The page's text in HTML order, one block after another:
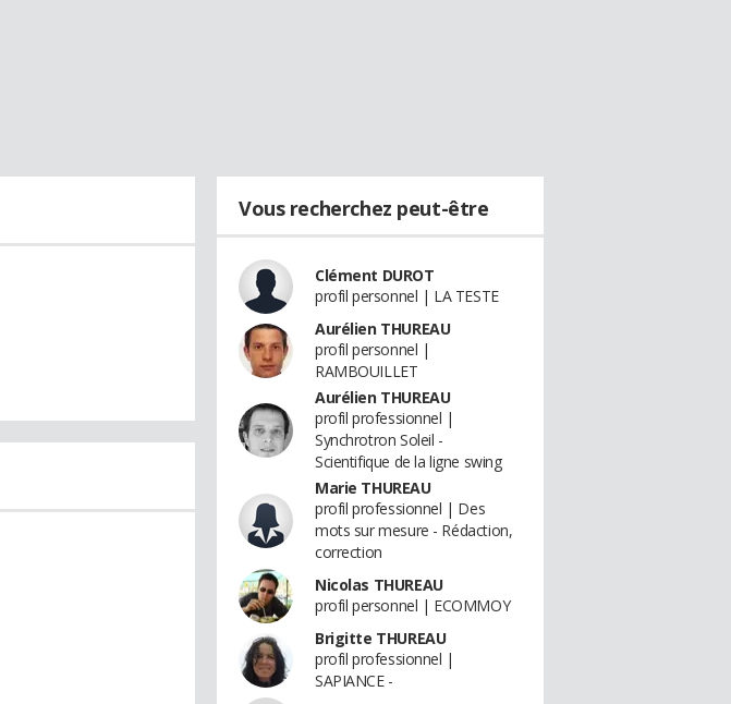
Vous recherchez peut-être
Clément DUROT
profil personnel | LA TESTE
Aurélien THUREAU
profil personnel |
RAMBOUILLET
Aurélien THUREAU
profil professionnel |
Synchrotron Soleil -
Scientifique de la ligne swing
Marie THUREAU
profil professionnel | Des
mots sur mesure - Rédaction,
correction
Nicolas THUREAU
profil personnel | ECOMMOY
Brigitte THUREAU
profil professionnel |
SAPIANCE -